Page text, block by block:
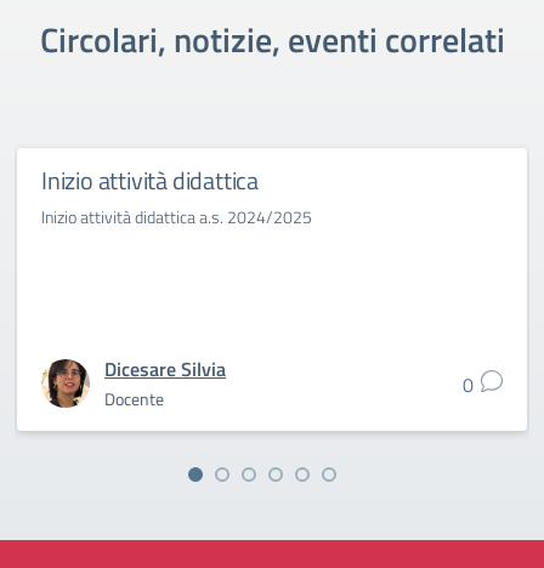
Circolari, notizie, eventi correlati
Inizio attività didattica
Inizio attività didattica a.s. 2024/2025
Dicesare Silvia
Docente 0